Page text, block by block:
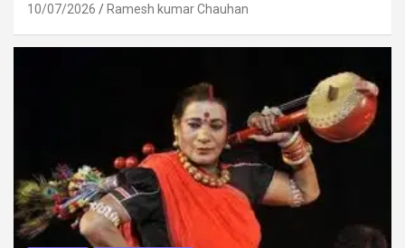
10/07/2026 Ramesh kumar Chauhan